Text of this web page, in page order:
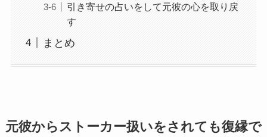
引き寄せの占いをして元彼の心を取り戻
す
まとめ
元彼からストーカー扱いをされても復縁で